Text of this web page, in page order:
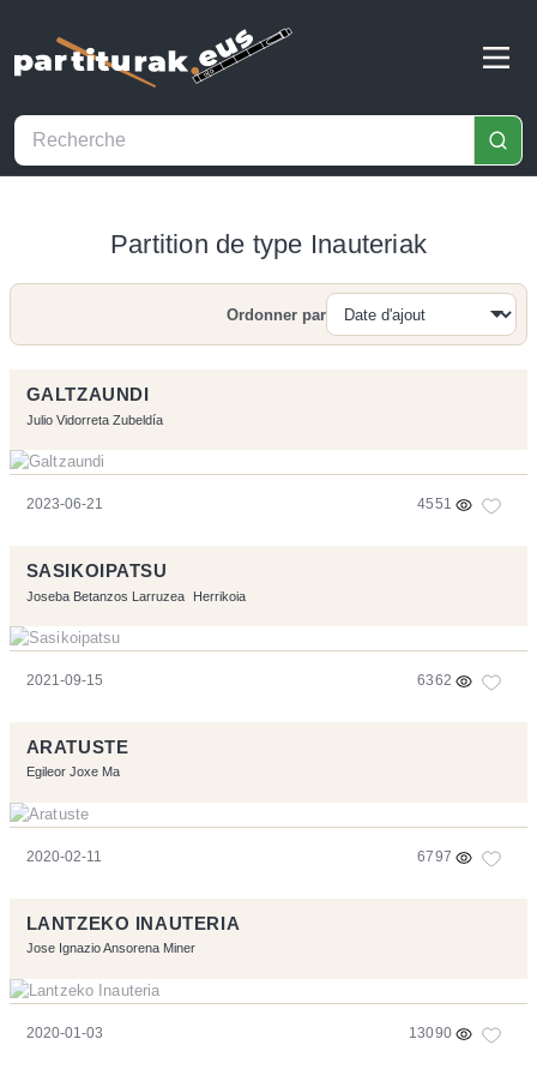
Partition de type Inauteriak
Recherche
Ordonner par
GALTZAUNDI
Julio Vidorreta Zubeldía
2023-06-21 4551
SASIKOIPATSU
Joseba Betanzos Larruzea Herrikoia
2021-09-15 6362
ARATUSTE
Egileor Joxe Ma
2020-02-11 6797
LANTZEKO INAUTERIA
Jose Ignazio Ansorena Miner
2020-01-03 13090